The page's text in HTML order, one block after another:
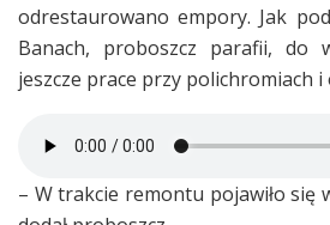
odrestaurowano empory. Jak
Banach, proboszcz parafii, do
jeszcze prace przy polichromiach i
– W trakcie remontu pojawiło się